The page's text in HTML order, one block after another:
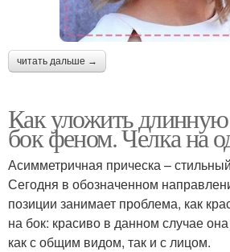
читать дальше →
Как уложить
бок феном. Челка на
Асимметричная прическа –
Сегодня в обозначенном
позиции занимает проблема, как
на бок: красиво в данном случае
как с общим видом, так и с лицом.